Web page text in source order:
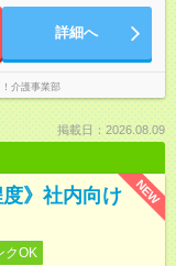
詳細へ
介護事業部
掲載日：2026.08.09
NEW
》社内向け
クOK